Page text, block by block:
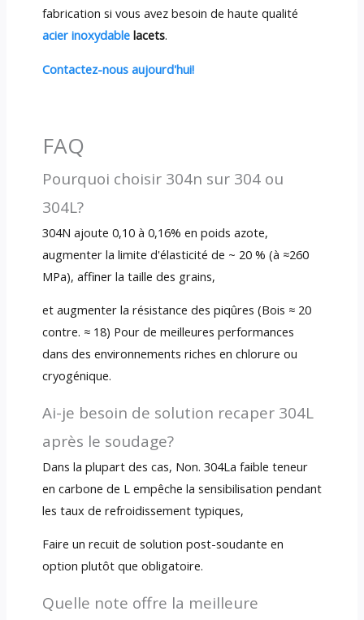
fabrication si vous avez besoin de haute qualité
acier inoxydablelacets.
Contactez-nous aujourd'hui!
FAQ
Pourquoi choisir 304n sur 304 ou
304L?
304N ajoute 0,10 à 0,16% en poids azote,
augmenter la limite d'élasticité de ~ 20 % (à ≈260
MPa), affiner la taille des grains,
et augmenter la résistance des piqûres (Bois ≈ 20
contre. ≈ 18) Pour de meilleures performances
dans des environnements riches en chlorure ou
cryogénique.
Ai-je besoin de solution recaper 304L
après le soudage?
Dans la plupart des cas, Non. 304La faible teneur
en carbone de L empêche la sensibilisation pendant
les taux de refroidissement typiques,
Faire un recuit de solution post-soudante en
option plutôt que obligatoire.
Quelle note offre la meilleure